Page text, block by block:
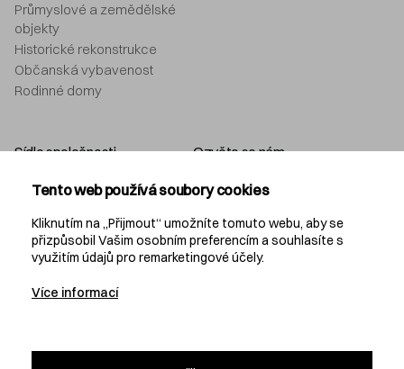
Průmyslové a zemědělské
objekty
Historické rekonstrukce
Občanská vybavenost
Rodinné domy
Sídlo společnosti
Navláčil stavební firma, s.r.o.
Bartošova 5532
760 01 Zlín
Ozvěte se nám
+420 577 212 049
info@navlacil.cz
DEVELOPMENT
Tento web používá soubory cookies
Kliknutím na „Přijmout“ umožníte tomuto webu, aby se
přizpůsobil Vašim osobním preferencím a souhlasíte s
využitím údajů pro remarketingové účely.
Více informací